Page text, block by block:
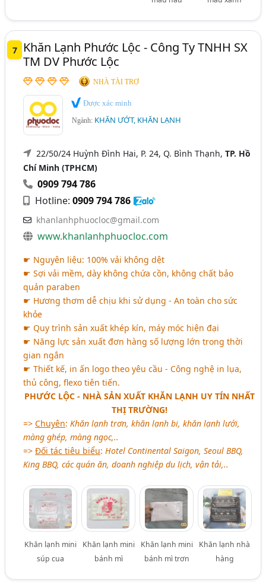
7
Khăn Lạnh Phước Lộc - Công Ty TNHH SX
TM DV Phước Lộc
NHÀ TÀI TRỢ
Được xác minh
Ngành: KHĂN ƯỚT, KHĂN LẠNH
22/50/24 Huỳnh Đình Hai, P. 24, Q. Bình Thạnh,TP. Hồ
Chí Minh (TPHCM)
0909 794 786
Hotline:0909 794 786
khanlanhphuocloc@gmail.com
www.khanlanhphuocloc.com
☛ Nguyên liệu: 100% vải không dệt
☛ Sợi vải mềm, dày không chứa cồn, không chất bảo
quản paraben
☛ Hương thơm dễ chịu khi sử dụng - An toàn cho sức
khỏe
☛ Quy trình sản xuất khép kín, máy móc hiện đại
☛ Năng lực sản xuất đơn hàng số lượng lớn trong thời
gian ngắn
☛ Thiết kế, in ấn logo theo yêu cầu - Công nghệ in lụa,
thủ công, flexo tiên tiến.
PHƯỚC LỘC - NHÀ SẢN XUẤT KHĂN LẠNH UY TÍN NHẤT
THỊ TRƯỜNG!
=>Chuyên:Khăn lạnh trơn, khăn lạnh bi, khăn lạnh lưới,
màng ghép, màng ngọc,..
=>Đối tác tiêu biểu: Hotel Continental Saigon, Seoul BBQ,
King BBQ, các quán ăn, doanh nghiệp du lịch, vận tải,..
Khăn lạnh mini
súp cua
Khăn lạnh mini
bánh mì
Khăn lạnh mini
bánh mì trơn
Khăn lạnh nhà
hàng